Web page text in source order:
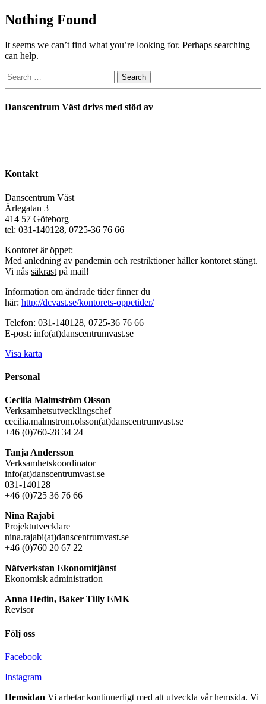
Nothing Found
It seems we can’t find what you’re looking for. Perhaps searching
can help.
Danscentrum Väst drivs med stöd av
Kontakt
Danscentrum Väst
Ärlegatan 3
414 57 Göteborg
tel: 031-140128, 0725-36 76 66
Kontoret är öppet:
Med anledning av pandemin och restriktioner håller kontoret stängt.
Vi nås säkrast på mail!
Information om ändrade tider finner du
här: http://dcvast.se/kontorets-oppetider/
Telefon: 031-140128, 0725-36 76 66
E-post: info(at)danscentrumvast.se
Visa karta
Personal
Cecilia Malmström Olsson
Verksamhetsutvecklingschef
cecilia.malmstrom.olsson(at)danscentrumvast.se
+46 (0)760-28 34 24
Tanja Andersson
Verksamhetskoordinator
info(at)danscentrumvast.se
031-140128
+46 (0)725 36 76 66
Nina Rajabi
Projektutvecklare
nina.rajabi(at)danscentrumvast.se
+46 (0)760 20 67 22
Nätverkstan Ekonomitjänst
Ekonomisk administration
Anna Hedin, Baker Tilly EMK
Revisor
Följ oss
Facebook
Instagram
Hemsidan Vi arbetar kontinuerligt med att utveckla vår hemsida. Vi